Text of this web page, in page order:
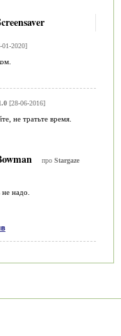
2020]
[28-06-2016]
не тратьте время.
про Stargaze
надо.